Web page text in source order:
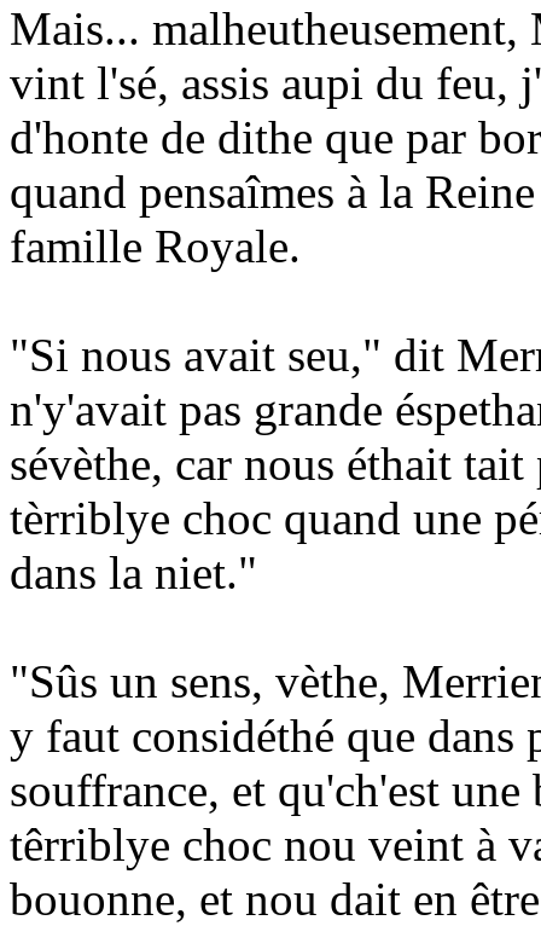
Mais...
vint l'sé, assis aupi du feu,
d'honte de dithe que par
quand pensaîmes à la
famille Royale.
"Si nous avait seu," dit
n'y'avait pas grande
sévèthe, car nous éthait
tèrriblye choc quand une
dans la niet."
"Sûs un sens, vèthe,
y faut considéthé que dans
souffrance, et qu'ch'est
têrriblye choc nou veint à
bouonne, et nou dait en